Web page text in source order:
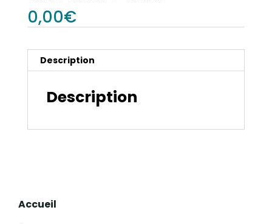
0,00€
Description
Description
Accueil